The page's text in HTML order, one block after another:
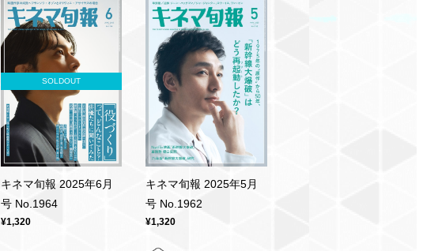
SOLDOUT
キネマ旬報 2025年6月
号 No.1964
¥1,320
キネマ旬報 2025年5月
号 No.1962
¥1,320